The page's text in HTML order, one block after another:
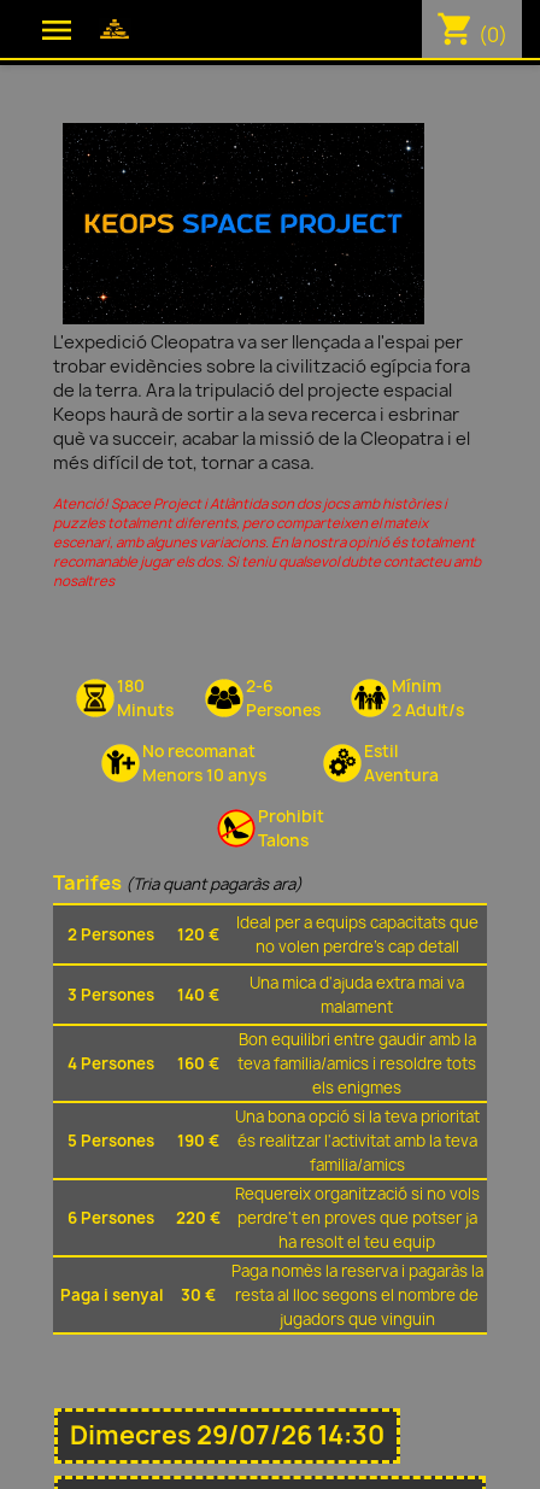
 shopping_cart (0)
L'expedició Cleopatra va ser llençada a l'espai per
trobar evidències sobre la civilització egípcia fora
de la terra. Ara la tripulació del projecte espacial
Keops haurà de sortir a la seva recerca i esbrinar
què va succeir, acabar la missió de la Cleopatra i el
més difícil de tot, tornar a casa.
Atenció! Space Project i Atlàntida son dos jocs amb històries i
puzzles totalment diferents, pero comparteixen el mateix
escenari, amb algunes variacions. En la nostra opinió és totalment
recomanable jugar els dos. Si teniu qualsevol dubte contacteu amb
nosaltres
180
Minuts
2-6
Persones
Mínim
2 Adult/s
No recomanat
Menors 10 anys
Estil
Aventura
Prohibit
Talons
Tarifes (Tria quant pagaràs ara)
2 Persones 120 €
Ideal per a equips capacitats que
no volen perdre's cap detall
3 Persones 140 €
Una mica d'ajuda extra mai va
malament
4 Persones 160 €
Bon equilibri entre gaudir amb la
teva familia/amics i resoldre tots
els enigmes
5 Persones 190 €
Una bona opció si la teva prioritat
és realitzar l'activitat amb la teva
familia/amics
6 Persones 220 €
Requereix organització si no vols
perdre't en proves que potser ja
ha resolt el teu equip
Paga i senyal 30 €
Paga nomès la reserva i pagaràs la
resta al lloc segons el nombre de
jugadors que vinguin
Dimecres 29/07/26 14:30